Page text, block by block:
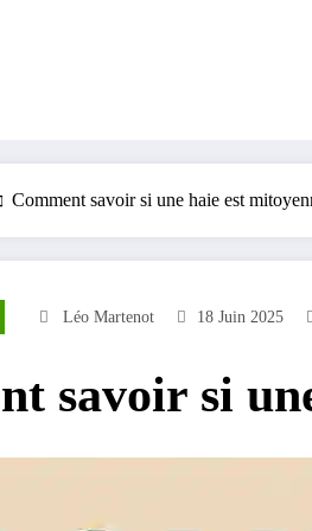
Comment savoir si une haie est
Léo Martenot 18 Juin 2025
savoir si